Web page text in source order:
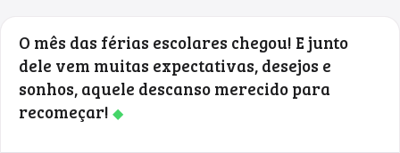
O mês das férias escolares chegou! E junto
dele vem muitas expectativas, desejos e
sonhos, aquele descanso merecido para
recomeçar! ◆